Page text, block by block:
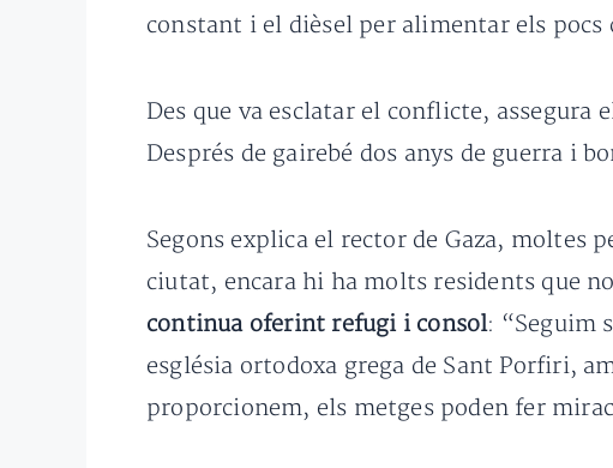
constant i el dièsel per alimentar els pocs
Des que va esclatar el conflicte,
Després de gairebé dos anys de guerra i
Segons explica el rector de Gaza, moltes
ciutat, encara hi ha molts residents que
continua oferint refugi i consol: “Seguim
església ortodoxa grega de Sant Porfiri,
proporcionem, els metges poden fer